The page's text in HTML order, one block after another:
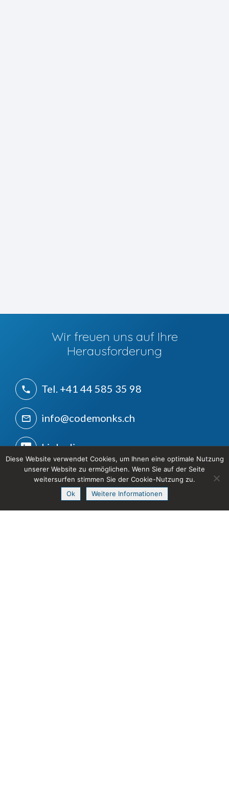
Wir freuen uns auf Ihre
Herausforderung
Tel. +41 44 585 35 98
info@codemonks.ch
Linkedin
CodeMonks
Benkemergässli 30
CH-8447 Dachsen
Diese Website verwendet Cookies, um Ihnen eine optimale Nutzung
unserer Website zu ermöglichen. Wenn Sie auf der Seite
weitersurfen stimmen Sie der Cookie-Nutzung zu.
Ok
Weitere Informationen